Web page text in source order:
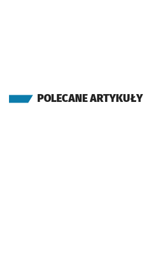
POLECANE ARTYKUŁY